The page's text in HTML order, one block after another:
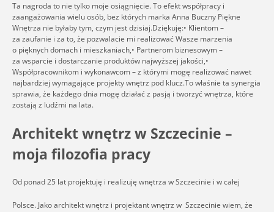
Ta nagroda to nie tylko moje osiągnięcie. To efekt współpracy i
zaangażowania wielu osób, bez których marka Anna Buczny Piękne
Wnętrza nie byłaby tym, czym jest dzisiaj.Dziękuję:• Klientom –
za zaufanie i za to, że pozwalacie mi realizować Wasze marzenia
o pięknych domach i mieszkaniach,• Partnerom biznesowym –
za wsparcie i dostarczanie produktów najwyższej jakości,•
Współpracownikom i wykonawcom – z którymi mogę realizować nawet
najbardziej wymagające projekty wnętrz pod klucz.To właśnie ta synergia
sprawia, że każdego dnia mogę działać z pasją i tworzyć wnętrza, które
zostają z ludźmi na lata.
Architekt wnętrz w Szczecinie –
moja filozofia pracy
Od ponad 25 lat projektuję i realizuję wnętrza w Szczecinie i w całej
Polsce. Jako architekt wnętrz i projektant wnętrz w Szczecinie wiem, że